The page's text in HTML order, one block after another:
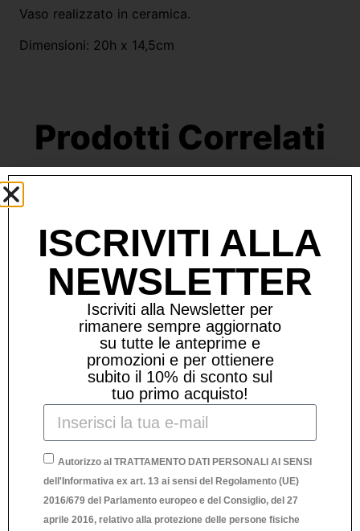
Vaso realizzato in ceramica.
Dimensioni: 20h x 14,5cm
Prodotti Correlati
-30
%
VASO RUFFLES VERDE GRANDE
ISCRIVITI ALLA
NEWSLETTER
Iscriviti alla Newsletter per
rimanere sempre aggiornato
su tutte le anteprime e
promozioni e per ottienere
subito il 10% di sconto sul
tuo primo acquisto!
Autorizzo al TRATTAMENTO DATI PERSONALI AI SENSI
dell'Informativa ex art. 13 ai sensi del Regolamento (UE)
2016/679 del Parlamento europeo e del Consiglio, del 27
aprile 2016, relativo alla protezione delle persone fisiche